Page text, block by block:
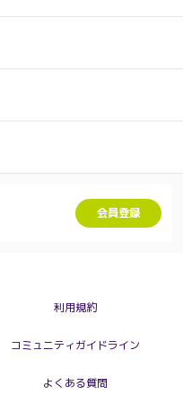
会員登録
利用規約
コミュニティガイドライン
よくある質問